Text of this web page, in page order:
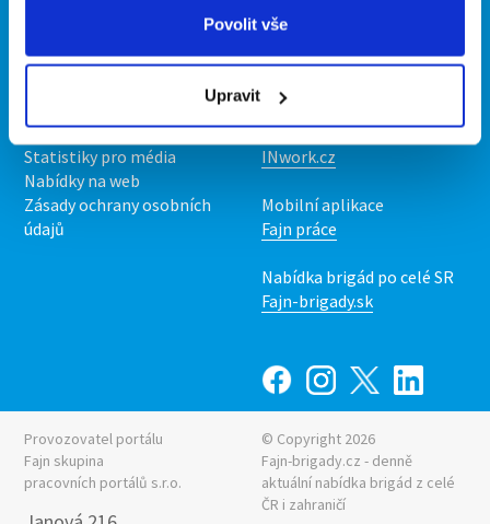
Povolit vše
Upravit
Kontakt
Upravit předvolby cookies
Statistiky pro média
Nabídky na web
Zásady ochrany osobních
údajů
Naše další projekty
Mobilní aplikace
Nabídka práce z celé ČR
INwork.cz
Mobilní aplikace
Fajn práce
Nabídka brigád po celé SR
Fajn-brigady.sk
Provozovatel portálu
Fajn skupina
pracovních portálů s.r.o.
© Copyright 2026
Fajn-brigady.cz - denně
aktuální nabídka brigád z celé
ČR i zahraničí